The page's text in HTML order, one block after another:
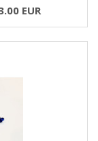
EUR